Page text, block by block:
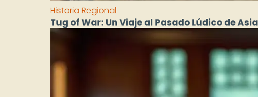
Historia Regional
Tug of War: Un Viaje al Pasado Lúdico de Asia